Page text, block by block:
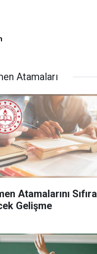
Atamaları
Atamalarını Sıfıra
Gelişme